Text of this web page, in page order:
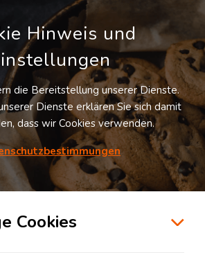
Owen
Hinweis und
die Bereitstellung unserer Dienste.
Dienste erklären Sie sich damit
dass wir Cookies verwenden.
Cookies